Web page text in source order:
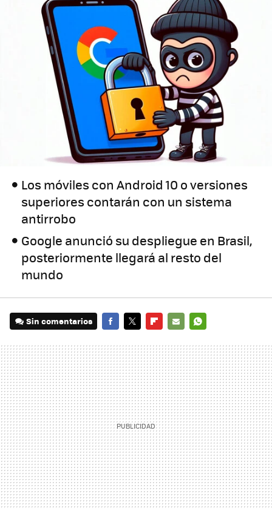
Los móviles con Android 10 o versiones
superiores contarán con un sistema
antirrobo
Google anunció su despliegue en Brasil,
posteriormente llegará al resto del
mundo
Sin comentarios
MAIL